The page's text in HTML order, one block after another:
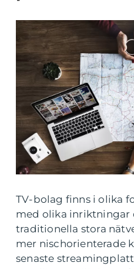
TV-bolag finns i olika
med olika inriktningar
traditionella stora
mer nischorienterade
senaste